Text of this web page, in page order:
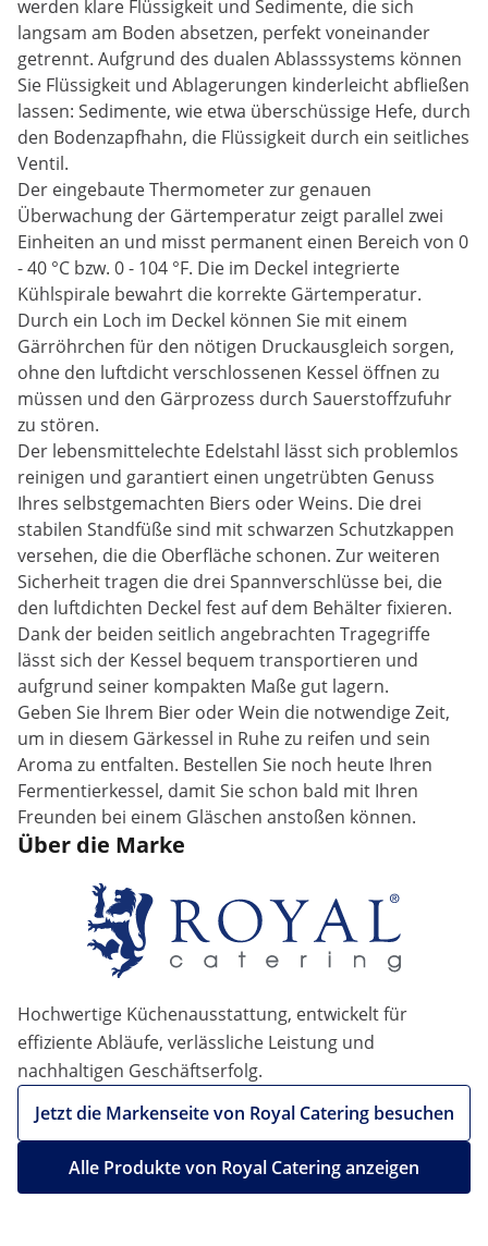
werden klare Flüssigkeit und Sedimente, die sich
langsam am Boden absetzen, perfekt voneinander
getrennt. Aufgrund des dualen Ablasssystems können
Sie Flüssigkeit und Ablagerungen kinderleicht abfließen
lassen: Sedimente, wie etwa überschüssige Hefe, durch
den Bodenzapfhahn, die Flüssigkeit durch ein seitliches
Ventil.
Der eingebaute Thermometer zur genauen
Überwachung der Gärtemperatur zeigt parallel zwei
Einheiten an und misst permanent einen Bereich von 0
- 40 °C bzw. 0 - 104 °F. Die im Deckel integrierte
Kühlspirale bewahrt die korrekte Gärtemperatur.
Durch ein Loch im Deckel können Sie mit einem
Gärröhrchen für den nötigen Druckausgleich sorgen,
ohne den luftdicht verschlossenen Kessel öffnen zu
müssen und den Gärprozess durch Sauerstoffzufuhr
zu stören.
Der lebensmittelechte Edelstahl lässt sich problemlos
reinigen und garantiert einen ungetrübten Genuss
Ihres selbstgemachten Biers oder Weins. Die drei
stabilen Standfüße sind mit schwarzen Schutzkappen
versehen, die die Oberfläche schonen. Zur weiteren
Sicherheit tragen die drei Spannverschlüsse bei, die
den luftdichten Deckel fest auf dem Behälter fixieren.
Dank der beiden seitlich angebrachten Tragegriffe
lässt sich der Kessel bequem transportieren und
aufgrund seiner kompakten Maße gut lagern.
Geben Sie Ihrem Bier oder Wein die notwendige Zeit,
um in diesem Gärkessel in Ruhe zu reifen und sein
Aroma zu entfalten. Bestellen Sie noch heute Ihren
Fermentierkessel, damit Sie schon bald mit Ihren
Freunden bei einem Gläschen anstoßen können.
Über die Marke
Hochwertige Küchenausstattung, entwickelt für
effiziente Abläufe, verlässliche Leistung und
nachhaltigen Geschäftserfolg.
Jetzt die Markenseite von Royal Catering besuchen
Alle Produkte von Royal Catering anzeigen